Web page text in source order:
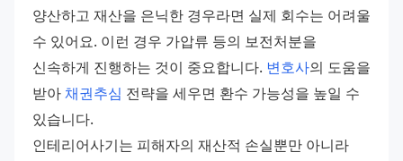
양산하고 재산을 은닉한 경우라면 실제 회수는 어려울
수 있어요. 이런 경우 가압류 등의 보전처분을
신속하게 진행하는 것이 중요합니다. 변호사의 도움을
받아 채권추심 전략을 세우면 환수 가능성을 높일 수
있습니다.
인테리어사기는 피해자의 재산적 손실뿐만 아니라